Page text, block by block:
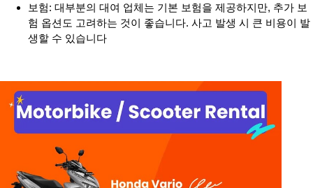
보험: 대부분의 대여 업체는 기본 보험을 제공하지만, 추가 보
험 옵션도 고려하는 것이 좋습니다. 사고 발생 시 큰 비용이 발
생할 수 있습니다